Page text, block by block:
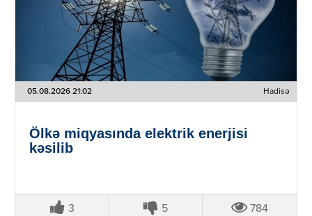
05.08.2026 21:02 Hadisə
Ölkə miqyasında elektrik enerjisi
kəsilib
3 5 784